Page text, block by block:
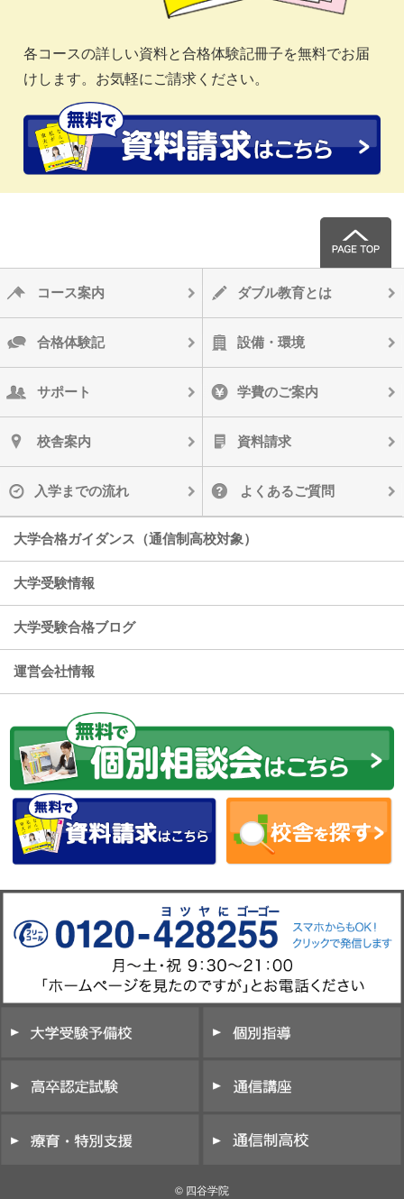
各コースの詳しい資料と合格体験記冊子を無料でお届
けします。お気軽にご請求ください。
コース案内 ダブル教育とは
合格体験記 設備・環境
サポート 学費のご案内
校舎案内 資料請求
入学までの流れ よくあるご質問
大学合格ガイダンス（通信制高校対象）
大学受験情報
大学受験合格ブログ
運営会社情報
© 四谷学院